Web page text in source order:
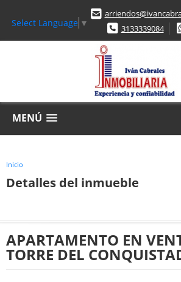
Select Language ▼
3133339084
MENÚ
Inicio
Detalles del inmueble
APARTAMENTO EN
TORRE DEL